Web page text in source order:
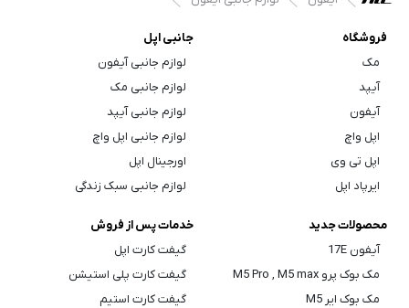
فروشگاه
مک
آیپد
آیفون
اپل واچ
اپل تی وی
ایرپاد اپل
جانبی اپل
لوازم جانبی آیفون
لوازم جانبی مک
لوازم جانبی آیپد
لوازم جانبی اپل واچ
اورجینال اپل
لوازم جانبی سبک زندگی
محصولات جدید
آیفون 17E
مک بوک پرو M5 Pro , M5 max
مک بوک ایر M5
خدمات پس از فروش
گیفت کارت اپل
گیفت کارت پلی استیشن
گیفت کارت استیم